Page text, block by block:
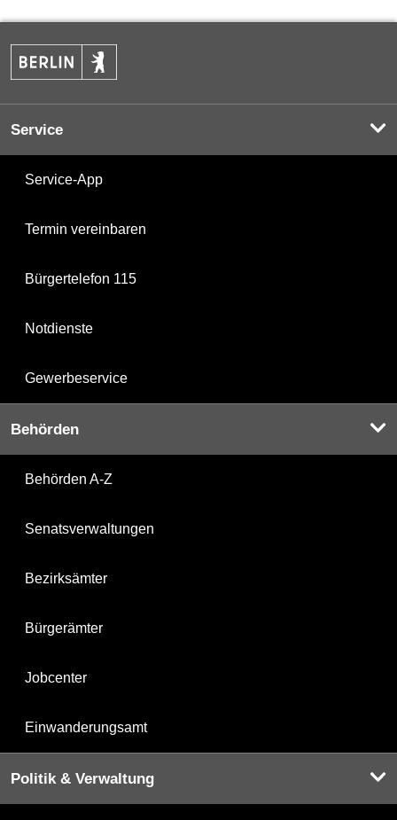
Service
Service-App
Termin vereinbaren
Bürgertelefon 115
Notdienste
Gewerbeservice
Behörden
Behörden A-Z
Senatsverwaltungen
Bezirksämter
Bürgerämter
Jobcenter
Einwanderungsamt
Politik & Verwaltung